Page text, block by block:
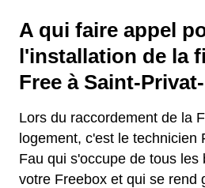
A qui faire appel
l'installation de la
Free à Saint-
Lors du raccordement de la
logement, c'est le technicien
Fau qui s'occupe de tous les
votre Freebox et qui se rend